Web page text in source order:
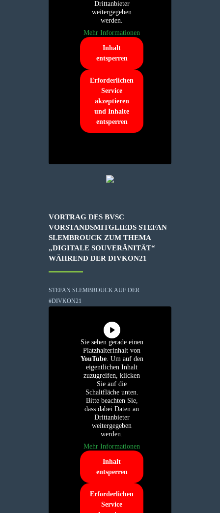
Drittanbieter
weitergegeben
werden.
Mehr Informationen
Inhalt
entsperren
Erforderlichen
Service
akzeptieren
und Inhalte
entsperren
VORTRAG DES BVSC
VORSTANDSMITGLIEDS STEFAN
SLEMBROUCK ZUM THEMA
„DIGITALE SOUVERÄNITÄT“
WÄHREND DER DIVKON21
STEFAN SLEMBROUCK AUF DER
#DIVKON21
Sie sehen gerade einen
Platzhalterinhalt von
YouTube. Um auf den
eigentlichen Inhalt
zuzugreifen, klicken
Sie auf die
Schaltfläche unten.
Bitte beachten Sie,
dass dabei Daten an
Drittanbieter
weitergegeben
werden.
Mehr Informationen
Inhalt
entsperren
Erforderlichen
Service